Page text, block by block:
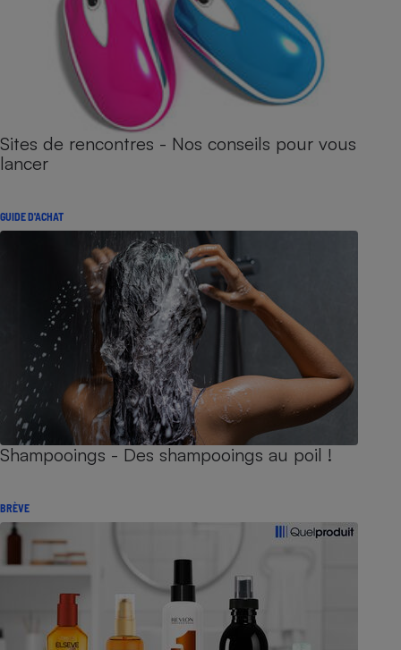
Sites de rencontres - Nos conseils pour vous
lancer
GUIDE D'ACHAT
Shampooings - Des shampooings au poil !
BRÈVE